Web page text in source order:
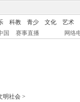
科教 青少 文化
艺术
国 赛事直播 网络
明社会 >